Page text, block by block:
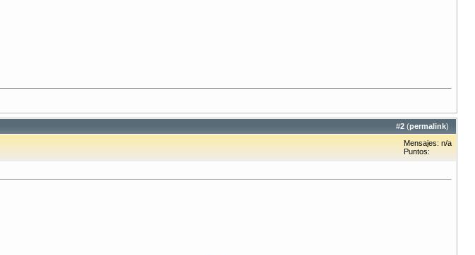
#2 (permalink)
Mensajes: n/a
Puntos: